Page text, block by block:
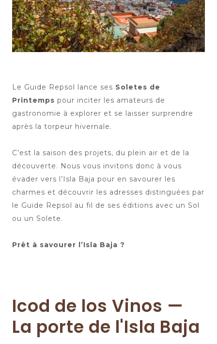
Le Guide Repsol lance ses Soletes de
Printemps pour inciter les amateurs de
gastronomie à explorer et se laisser surprendre
après la torpeur hivernale.
C’est la saison des projets, du plein air et de la
découverte. Nous vous invitons donc à vous
évader vers l’Isla Baja pour en savourer les
charmes et découvrir les adresses distinguées par
le Guide Repsol au fil de ses éditions avec un Sol
ou un Solete.
Prêt à savourer l’Isla Baja ?
Icod de los Vinos —
La porte de l'Isla Baja